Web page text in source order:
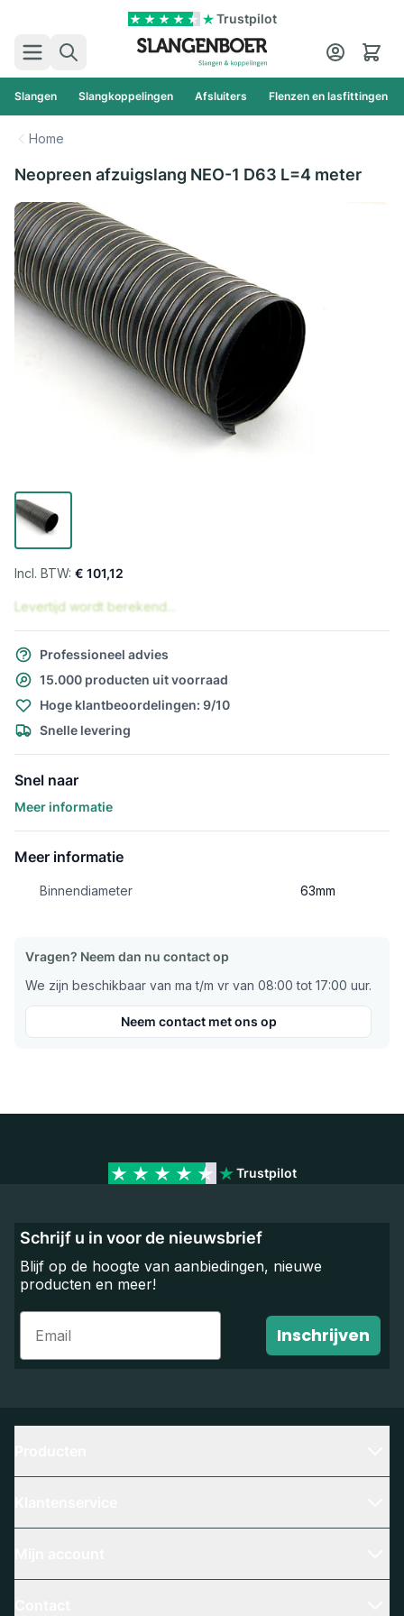
Trustpilot
Zoek
Cart
Slangen Slangkoppelingen Afsluiters Flenzen en lasfittingen
Home
Neopreen afzuigslang NEO-1 D63 L=4 meter
€ 101,12
Levertijd wordt berekend...
Professioneel advies
15.000 producten uit voorraad
Hoge klantbeoordelingen: 9/10
Snelle levering
Snel naar
Meer informatie
Meer informatie
Binnendiameter 63mm
Vragen? Neem dan nu contact op
We zijn beschikbaar van ma t/m vr van 08:00 tot 17:00 uur.
Neem contact met ons op
Trustpilot
Schrijf u in voor de nieuwsbrief
Blijf op de hoogte van aanbiedingen, nieuwe
producten en meer!
Email
Inschrijven